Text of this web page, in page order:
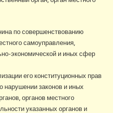
по совершенствованию
самоуправления,
экономической и иных сфер
его конституционных прав
нарушении законов и иных
органов местного
указанных органов и